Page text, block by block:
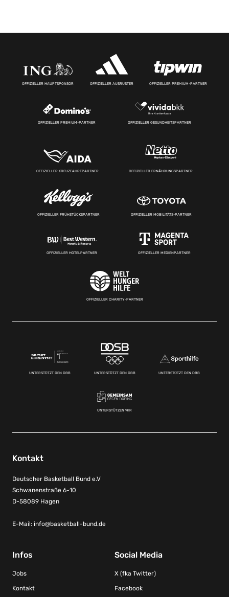
OFFIZIELLER HAUPTSPONSOR OFFIZIELLER AUSRÜSTER OFFIZIELLER PREMIUM-PARTNER
OFFIZIELLER PREMIUM-PARTNER OFFIZIELLER GESUNDHEITSPARTNER
OFFIZIELLER KREUZFAHRTPARTNER OFFIZIELLER ERNÄHRUNGSPARTNER
OFFIZIELLER FRÜHSTÜCKSPARTNER OFFIZIELLER MOBILITÄTS-PARTNER
OFFIZIELLER HOTELPARTNER OFFIZIELLER MEDIENPARTNER
OFFIZIELLER CHARITY-PARTNER
UNTERSTÜTZT DEN DBB UNTERSTÜTZT DEN DBB UNTERSTÜTZT DEN DBB
UNTERSTÜTZEN WIR
Kontakt
Deutscher Basketball Bund e.V
Schwanenstraße 6-10
D-58089 Hagen
E-Mail: info@basketball-bund.de
Infos
Jobs
Kontakt
Social Media
X (fka Twitter)
Facebook